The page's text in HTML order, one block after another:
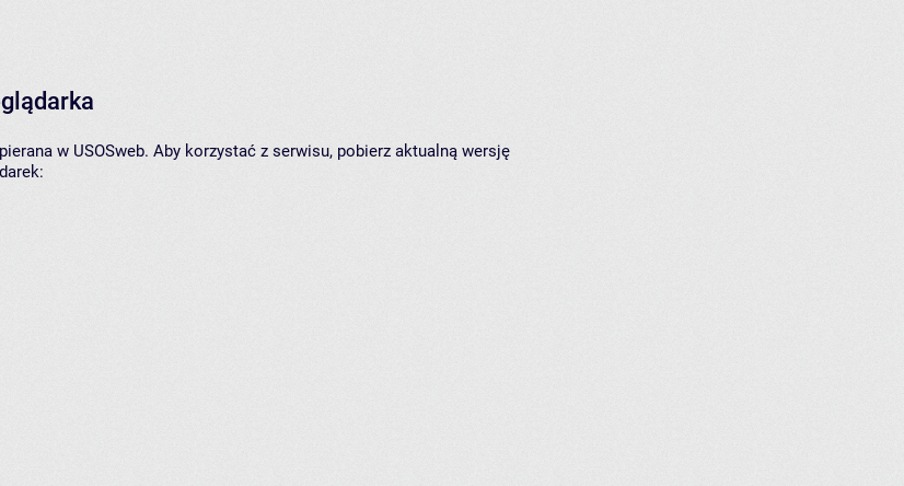
w USOSweb. Aby korzystać z serwisu, pobierz aktualną wersję